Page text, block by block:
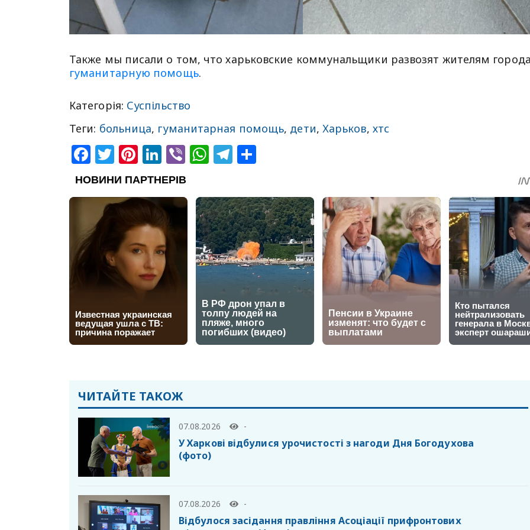
Также мы писали о том, что харьковские коммунальщики развозят жителям
гуманитарную помощь.
Категорія: Суспільство
Теги: больница, гуманитарная помощь, дети, Харьков, хтс
Facebook
Twitter
Pinterest
LinkedIn
ViberWhatsApp
Telegram
ЧИТАЙТЕ ТАКОЖ
07.08.2026 -
У Харкові відбулися урочистості з нагоди Дня Богодухова
(фото)
07.08.2026 -
Відбулося засідання правління Асоціації прифронтових